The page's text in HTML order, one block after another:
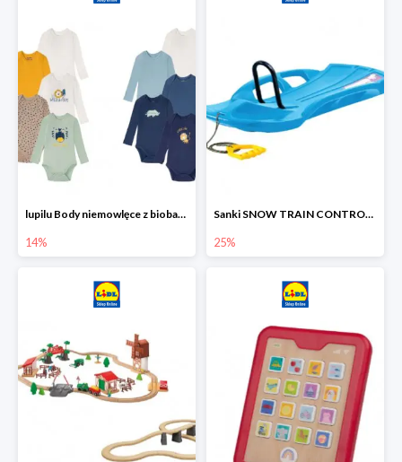
lupilu Body niemowlęce z biobawełny
14%
Sanki SNOW TRAIN CONTROL -25%
25%